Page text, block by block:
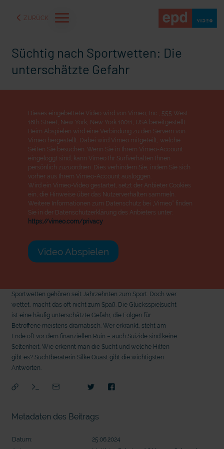
ZURÜCK
oder "Deppen der "Wir bauen Cherson wieder auf" - Optimismus in der
Süchtig nach Sportwetten: Die
unterschätzte Gefahr
Dieses eingebettete Video wird von Vimeo, Inc., 555 West
18th Street, New York, New York 10011, USA bereitgestellt.
Beim Abspielen wird eine Verbindung zu den Servern von
Vimeo hergestellt. Dabei wird Vimeo mitgeteilt, welche
Seiten Sie besuchen. Wenn Sie in Ihrem Vimeo-Account
eingeloggt sind, kann Vimeo Ihr Surfverhalten Ihnen
persönlich zuzuordnen. Dies verhindern Sie, indem Sie sich
vorher aus Ihrem Vimeo-Account ausloggen.
Wird ein Vimeo-Video gestartet, setzt der Anbieter Cookies
ein, die Hinweise über das Nutzerverhalten sammeln.
Weitere Informationen zum Datenschutz bei „Vimeo“ finden
Sie in der Datenschutzerklärung des Anbieters unter:
https://vimeo.com/privacy
Video Abspielen
Sportwetten gehören seit Jahrzehnten zum Sport. Doch wer
wettet, macht das oft nicht zum Spaß. Die Glücksspielsucht
ist eine häufig unterschätzte Gefahr, die Folgen für
Betroffene meistens dramatisch. Wer erkrankt, steht am
Ende oft vor dem finanziellen Ruin – auch Suizide sind keine
Seltenheit. Wie erkennt man die Sucht und welche Hilfen
gibt es? Suchtberaterin Silke Quast gibt die wichtigsten
Antworten.
Metadaten des Beitrags
Datum:
25.06.2024